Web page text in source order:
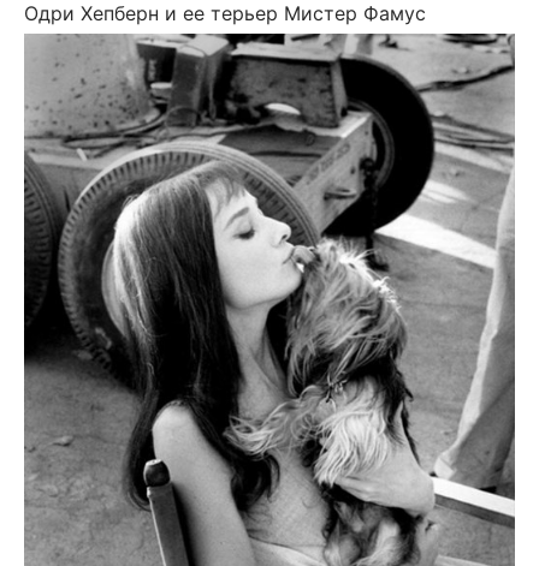
Одри Хепберн и ее терьер Мистер Фамус